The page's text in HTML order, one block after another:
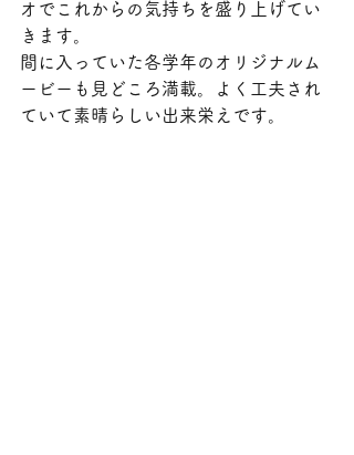
オでこれからの気持ちを盛り上げてい
きます。
間に入っていた各学年のオリジナルム
ービーも見どころ満載。よく工夫され
ていて素晴らしい出来栄えです。